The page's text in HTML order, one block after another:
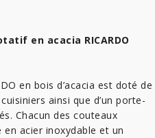
en acacia RICARDO
en bois d’acacia est doté de
ainsi que d’un porte-
Chacun des couteaux
acier inoxydable et un